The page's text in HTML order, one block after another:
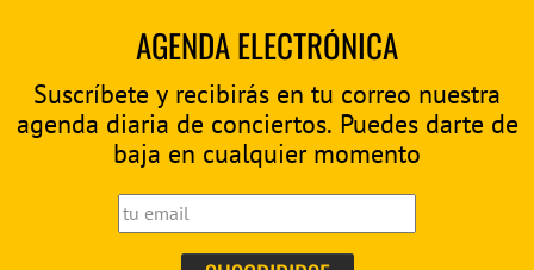
AGENDA ELECTRÓNICA
Suscríbete y recibirás en tu correo nuestra
agenda diaria de conciertos. Puedes darte de
baja en cualquier momento